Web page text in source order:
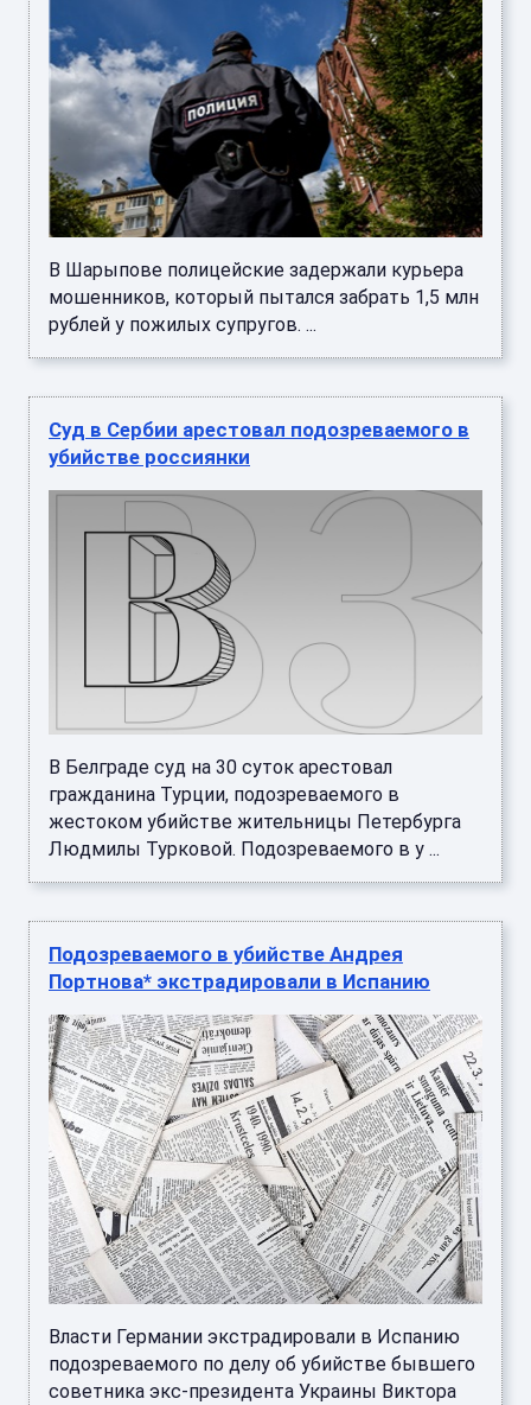
В Шарыпове полицейские задержали курьера
мошенников, который пытался забрать 1,5 млн
рублей у пожилых супругов. ...
Суд в Сербии арестовал подозреваемого в
убийстве россиянки
В Белграде суд на 30 суток арестовал
гражданина Турции, подозреваемого в
жестоком убийстве жительницы Петербурга
Людмилы Турковой. Подозреваемого в у ...
Подозреваемого в убийстве Андрея
Портнова* экстрадировали в Испанию
Власти Германии экстрадировали в Испанию
подозреваемого по делу об убийстве бывшего
советника экс-президента Украины Виктора